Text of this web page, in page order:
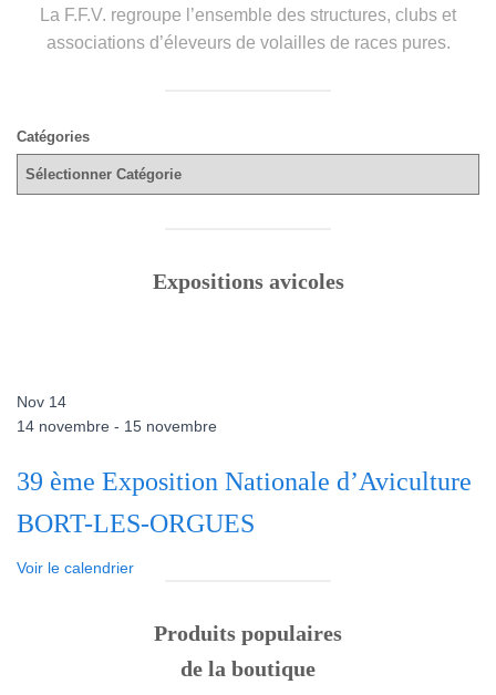
l
La F.F.V. regroupe l’ensemble des structures, clubs et
associations d’éleveurs de volailles de races pures.
Catégories
Expositions avicoles
Nov 14
14 novembre - 15 novembre
39 ème Exposition Nationale d’Aviculture
BORT-LES-ORGUES
Voir le calendrier
Produits populaires
de la boutique